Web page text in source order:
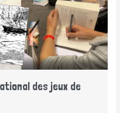
des jeux de